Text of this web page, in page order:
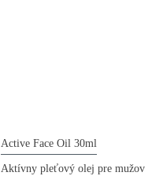
Active Face Oil 30ml
Aktívny pleťový olej pre mužov